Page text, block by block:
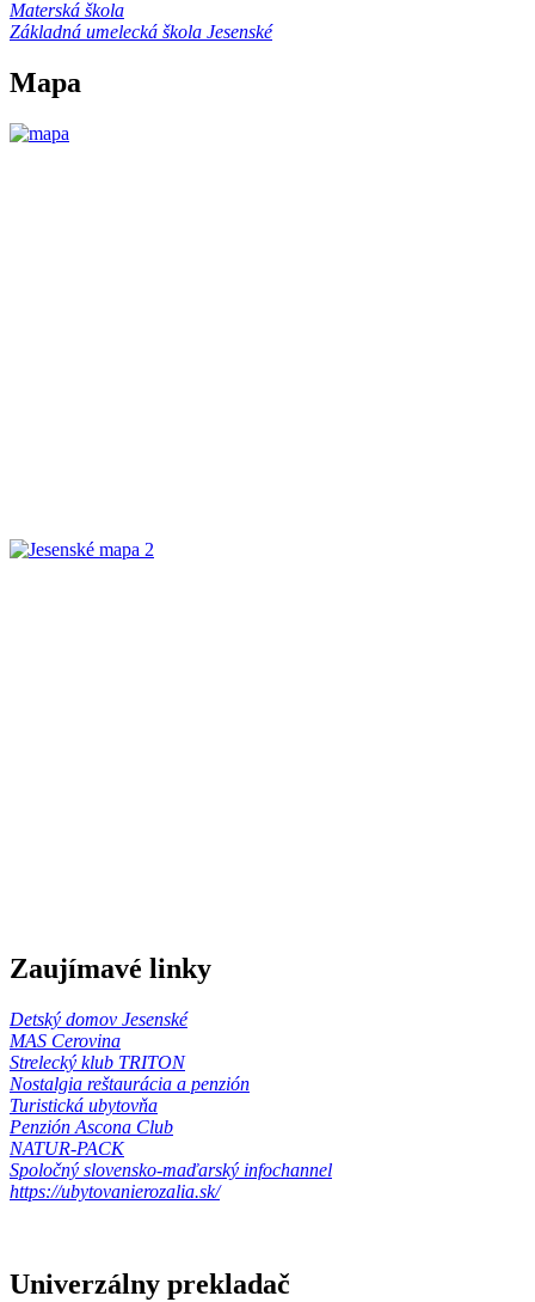
Materská škola
Základná umelecká škola Jesenské
Mapa
Zaujímavé linky
Detský domov Jesenské
MAS Cerovina
Strelecký klub TRITON
Nostalgia reštaurácia a penzión
Turistická ubytovňa
Penzión Ascona Club
NATUR-PACK
Spoločný slovensko-maďarský infochannel
https://ubytovanierozalia.sk/
Univerzálny prekladač